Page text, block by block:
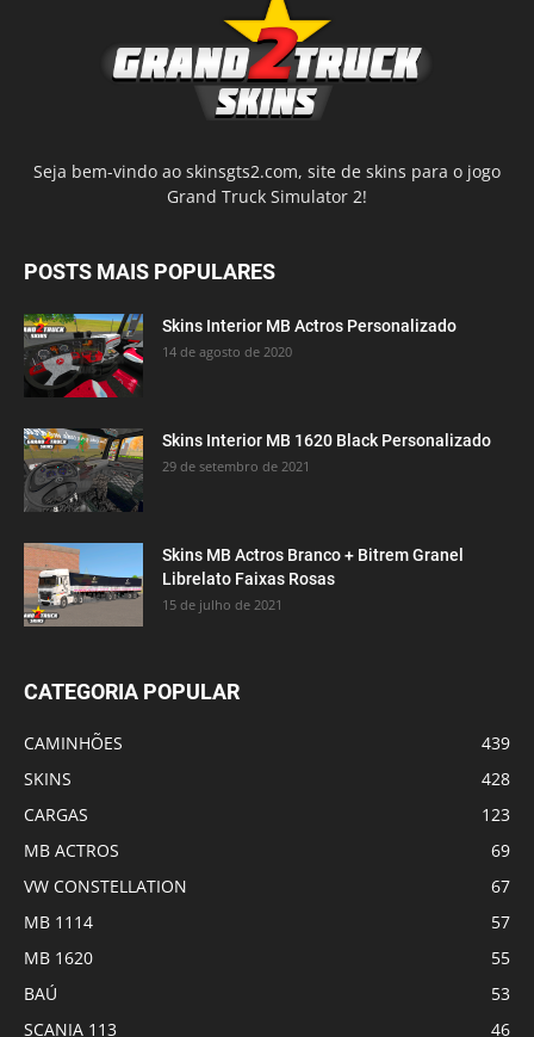
Seja bem-vindo ao skinsgts2.com, site de skins para o jogo
Grand Truck Simulator 2!
POSTS MAIS POPULARES
Skins Interior MB Actros Personalizado
14 de agosto de 2020
Skins Interior MB 1620 Black Personalizado
29 de setembro de 2021
Skins MB Actros Branco + Bitrem Granel
Librelato Faixas Rosas
15 de julho de 2021
CATEGORIA POPULAR
CAMINHÕES
439
SKINS
428
CARGAS
123
MB ACTROS
69
VW CONSTELLATION
67
MB 1114
57
MB 1620
55
BAÚ
53
SCANIA 113
46